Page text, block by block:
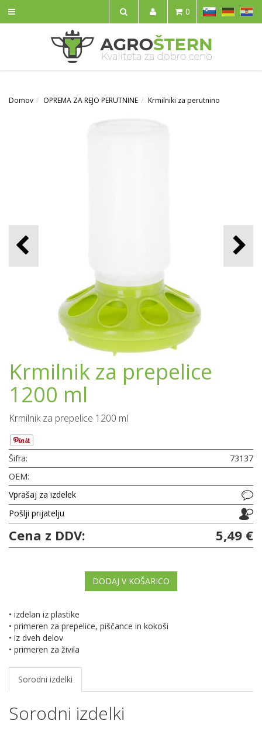
IŠČI
SL HR
0
Domov OPREMA ZA REJO PERUTNINE Krmilniki za perutnino
Krmilnik za prepelice
1200 ml
Krmilnik za prepelice 1200 ml
Šifra:
73137
OEM:
Vprašaj za izdelek
Pošlji prijatelju
Cena z DDV: 5,49 €
DODAJ V KOŠARICO
• izdelan iz plastike
• primeren za prepelice, piščance in kokoši
• iz dveh delov
• primeren za živila
Sorodni izdelki
Sorodni izdelki